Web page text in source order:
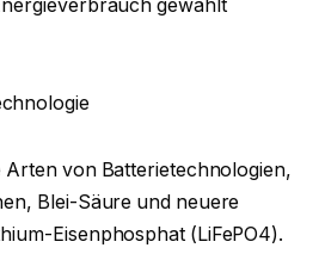
gewählt
Arten von Batterietechnologien,
Blei-Säure und neuere
Eisenphosphat (LiFePO4).